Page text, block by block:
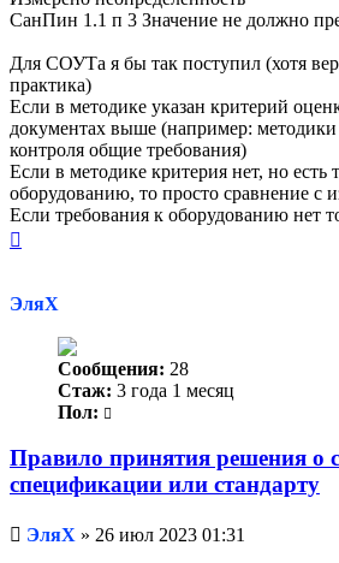
СанПин 1.1 п 3 Значение не должно
Для СОУТа я бы так поступил (хотя
практика)
Если в методике указан критерий
документах выше (например:
контроля общие требования)
Если в методике критерия нет, но есть
оборудованию, то просто сравнение с
Если требования к оборудованию нет
ЭляХ
Сообщения: 28
Стаж: 3 года 1 месяц
Пол:
Правило принятия решения о
спецификации или стандарту
Непрочитанное
ЭляХ » 26 июл 2023 01:31